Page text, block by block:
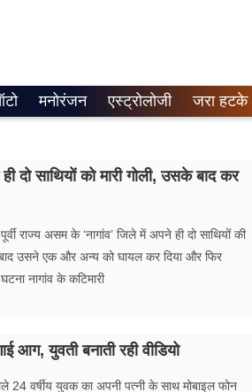
मनोरंजन एस्ट्रोलोजी जरा हटके
साथियों को मारी गोली, उसके बाद कर
राज्य असम के ‘नागांव’ जिले में अपने ही दो साथियों की
बाद उसने एक और अन्य को घायल कर दिया और फिर
नागांव के कटिमारी
आग, युवती बनाती रही वीडियो
24 वर्षीय युवक का अपनी पत्नी के साथ मोबाइल फोन